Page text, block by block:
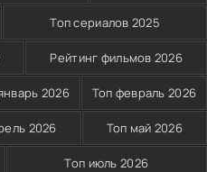
Топ сериалов 2025
Рейтинг фильмов 2026
2026 Топ февраль 2026
2026 Топ май 2026
Топ июль 2026